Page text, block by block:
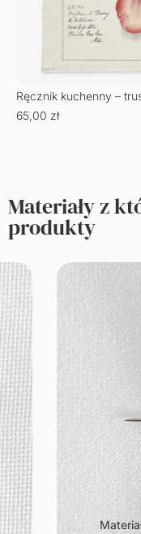
Ręcznik kuchenny –
65,00 zł
Materiały z
produkty